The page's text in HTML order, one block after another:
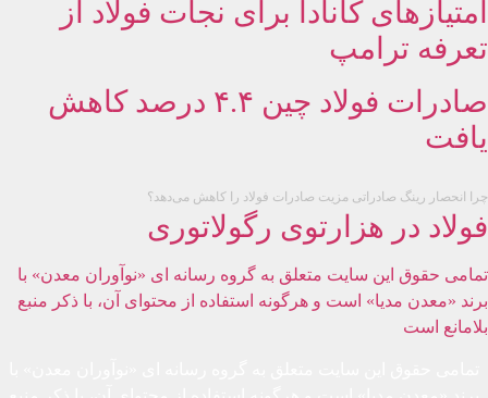
امتیازهای کانادا برای نجات فولاد از
تعرفه ترامپ
صادرات فولاد چین ۴.۴ درصد کاهش
یافت
چرا انحصار رینگ صادراتی مزیت صادرات فولاد را کاهش می‌دهد؟
فولاد در هزارتوی رگولاتوری
تمامی حقوق این سایت متعلق به گروه رسانه ای «نوآوران معدن» با
برند «معدن مدیا» است و هرگونه استفاده از محتوای آن، با ذکر منبع
بلامانع است